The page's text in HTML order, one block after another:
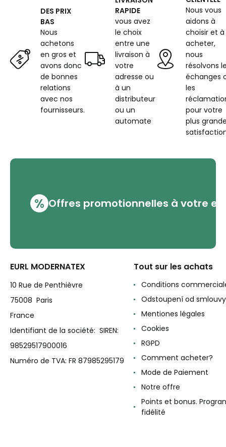
DES PRIX
BAS
Nous
achetons
en gros et
avons donc
de bonnes
relations
avec nos
fournisseurs.
RAPIDE
vous avez
le choix
entre une
livraison à
votre
adresse ou
à un
distributeur
ou un
automate
Nous vous
aidons à
choisir et à
acheter,
nous
résolvons
échanges
les
pour votre
plus
% Offres promotionnelles à votre
EURL MODERNATEX
10 Rue de Penthièvre
75008 Paris
France
Identifiant de la société: SIREN:
98529517900016
Numéro de TVA: FR 87985295179
Tout sur les achats
Conditions
Odstoupení od smlouvy
Mentiones légales
Cookies
RGPD
Comment acheter?
Mode de Paiement
Notre offre
Points et bonus.
fidélité